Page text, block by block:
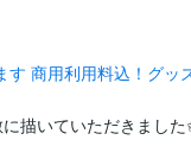
商用利用料込！グッ
描いていただきまし